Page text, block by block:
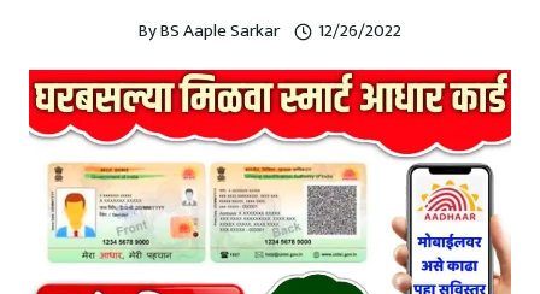
ByBS Aaple Sarkar 12/26/2022